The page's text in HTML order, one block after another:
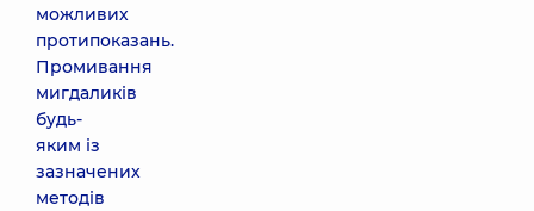
можливих
протипоказань.
Промивання
мигдаликів
будь-
яким із
зазначених
методів